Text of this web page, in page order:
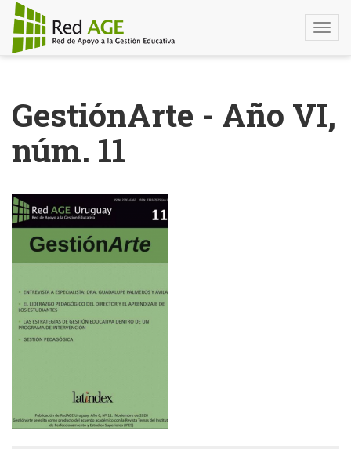
contenido
principal
GestiónArte - Año VI,
núm. 11